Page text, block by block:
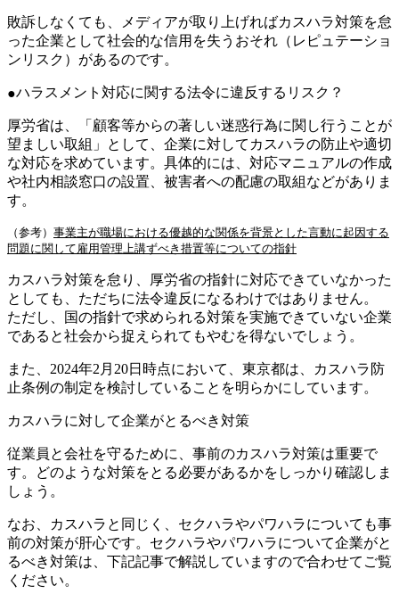
敗訴しなくても、メディアが取り上げればカスハラ対策を怠
った企業として社会的な信用を失うおそれ（レピュテーショ
ンリスク）があるのです。
ハラスメント対応に関する法令に違反するリスク？
厚労省は、「顧客等からの著しい迷惑行為に関し行うことが
望ましい取組」として、企業に対してカスハラの防止や適切
な対応を求めています。具体的には、対応マニュアルの作成
や社内相談窓口の設置、被害者への配慮の取組などがありま
す。
（参考） 事業主が職場における優越的な関係を背景とした言動に起因する
問題に関して雇用管理上講ずべき措置等についての指針
カスハラ対策を怠り、厚労省の指針に対応できていなかった
としても、ただちに法令違反になるわけではありません。
ただし、国の指針で求められる対策を実施できていない企業
であると社会から捉えられてもやむを得ないでしょう。
また、2024年2月20日時点において、東京都は、カスハラ防
止条例の制定を検討していることを明らかにしています。
カスハラに対して企業がとるべき対策
従業員と会社を守るために、事前のカスハラ対策は重要で
す。どのような対策をとる必要があるかをしっかり確認しま
しょう。
なお、カスハラと同じく、セクハラやパワハラについても事
前の対策が肝心です。セクハラやパワハラについて企業がと
るべき対策は、下記記事で解説していますので合わせてご覧
ください。